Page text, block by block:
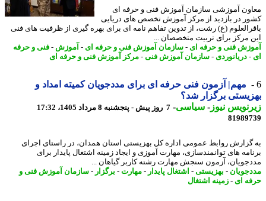
آموزشی سازمان آموزش فنی و حرفه ای
در بازدید از مرکز آموزش تخصص های دریایی
(ع) رشت، از تدوین تفاهم نامه ای برای بهره گیری از ظرفیت های فنی
مرکز برای تربیت متخصصان ...
فنی و حرفه ای- سازمان آموزش فنی و حرفه ای- آموزش-فنی و حرفه
دریانوردی-سازمان آموزش فنی -مرکز آموزش فنی و حرفه ای
مهم| آزمون فنی حرفه ای برای مددجویان کمیته امداد و
برگزار شد؟
نیوز-سیاسی-7 روز پیش - پنجشنبه 8 مرداد 1405، 17:32
روابط عمومی اداره کل بهزیستی استان همدان، در راستای اجرای
های توانمندسازی، مهارت آموزی و ایجاد زمینه اشتغال پایدار برای
آزمون سنجش مهارت رشته کاربر گیاهان ...
-بهزیستی-اشتغال پایدار-مهارت- برگزار - سازمان آموزش فنی و
ای- زمینه اشتغال